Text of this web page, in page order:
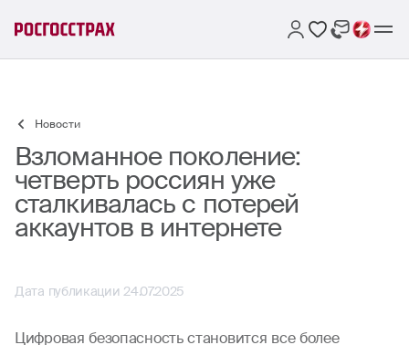
Новости
Взломанное поколение:
четверть россиян уже
сталкивалась с потерей
аккаунтов в интернете
Дата публикации 24.07.2025
Цифровая безопасность становится все более